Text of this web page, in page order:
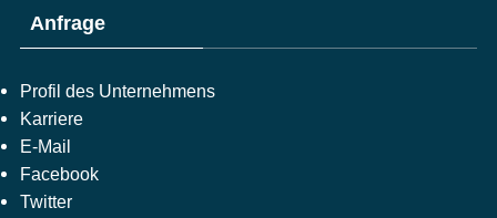
Anfrage
Profil des Unternehmens
Karriere
E-Mail
Facebook
Twitter